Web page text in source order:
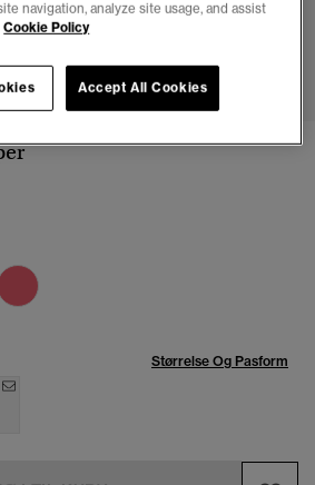
Størrelse Og Pasform
navigation, analyze site usage, and assist
Cookie Policy
Accept All Cookies